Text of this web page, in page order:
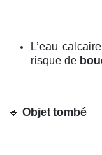
L’eau
risque de
🔹 Objet tombé